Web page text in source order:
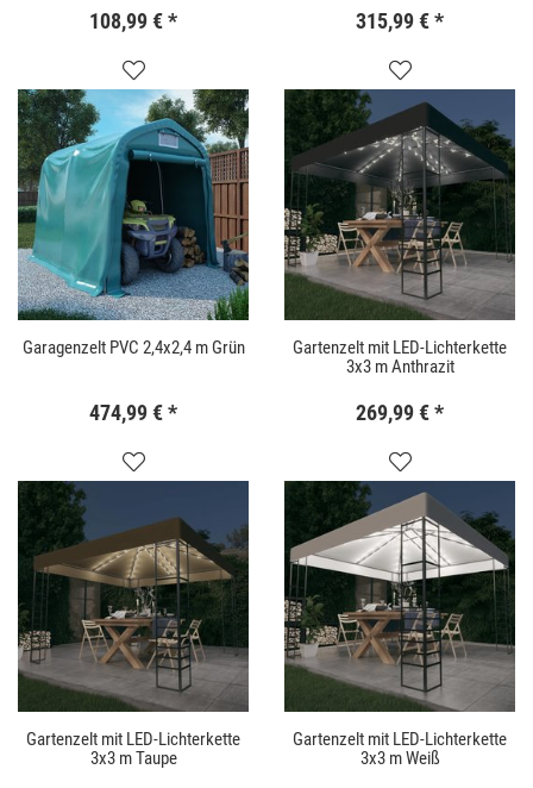
108,99 €* 315,99 €*
Garagenzelt PVC 2,4x2,4 m Grün
474,99 €*
Gartenzelt mit LED-Lichterkette
3x3 m Anthrazit
269,99 €*
Gartenzelt mit LED-Lichterkette
3x3 m Taupe
Gartenzelt mit LED-Lichterkette
3x3 m Weiß